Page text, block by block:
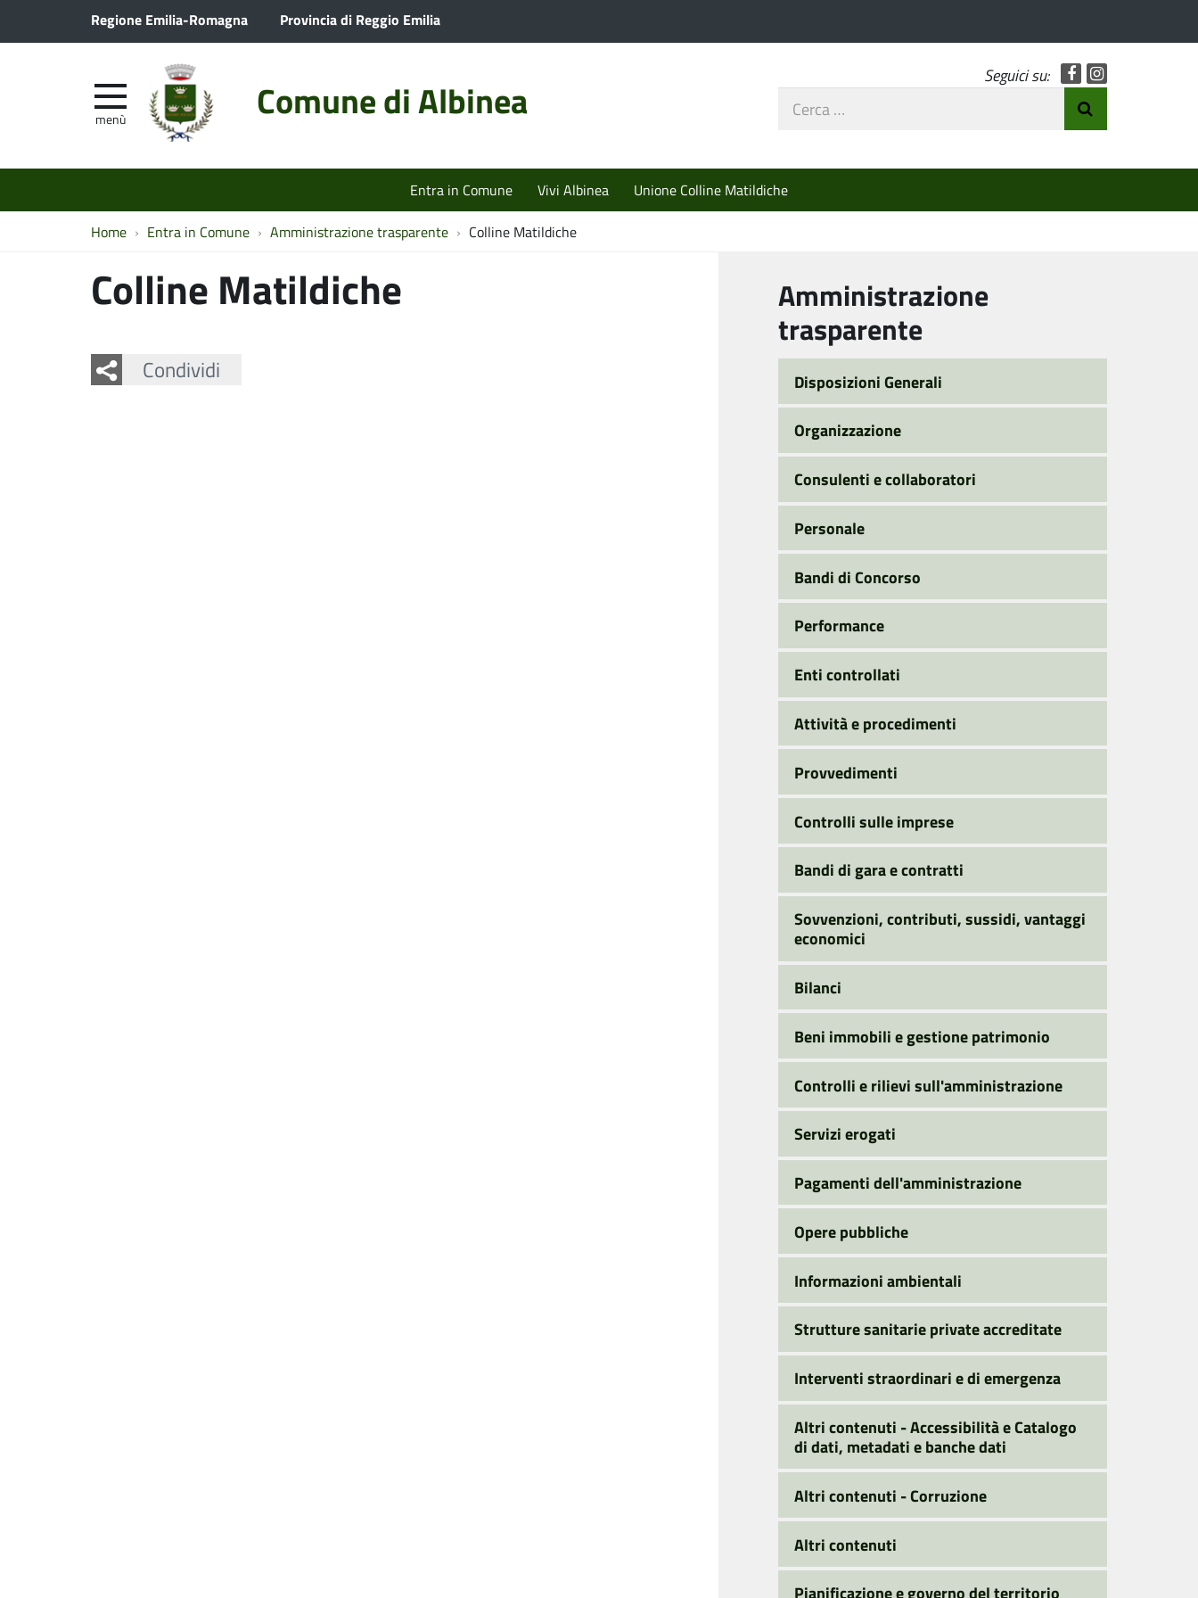
Regione Emilia-Romagna Provincia di Reggio Emilia
Comune di Albinea
menù
Seguici su: Facebook
Cerca
Entra in Comune Vivi Albinea Unione Colline Matildiche
Home Entra in Comune Amministrazione trasparente Colline Matildiche
Colline Matildiche
Condividi
Facebook
Twitter
Whatsapp
Amministrazione
trasparente
Disposizioni Generali
Organizzazione
Consulenti e collaboratori
Personale
Bandi di Concorso
Performance
Enti controllati
Attività e procedimenti
Provvedimenti
Controlli sulle imprese
Bandi di gara e contratti
Sovvenzioni, contributi, sussidi, vantaggi
economici
Bilanci
Beni immobili e gestione patrimonio
Controlli e rilievi sull'amministrazione
Servizi erogati
Pagamenti dell'amministrazione
Opere pubbliche
Informazioni ambientali
Strutture sanitarie private accreditate
Interventi straordinari e di emergenza
Altri contenuti - Accessibilità e Catalogo
di dati, metadati e banche dati
Altri contenuti - Corruzione
Altri contenuti
Pianificazione e governo del territorio